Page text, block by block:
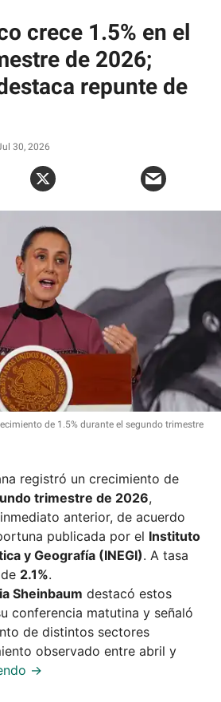
crece 1.5% en el
de 2026;
repunte de
30, 2026
de 1.5% durante el segundo trimestre
registró un crecimiento de
trimestre de 2026,
anterior, de acuerdo
publicada por el Instituto
y Geografía (INEGI). A tasa
2.1%.
Sheinbaum destacó estos
conferencia matutina y señaló
de distintos sectores
observado entre abril y